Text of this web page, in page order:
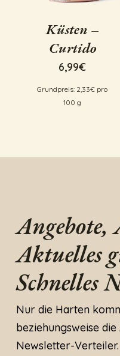
Küsten –
Curtido
6,99€
Grundpreis: 2,33€ pro
100 g
Angebote,
Aktuelles
Schnelles
Nur die Harten
beziehungsweise
Newsletter-